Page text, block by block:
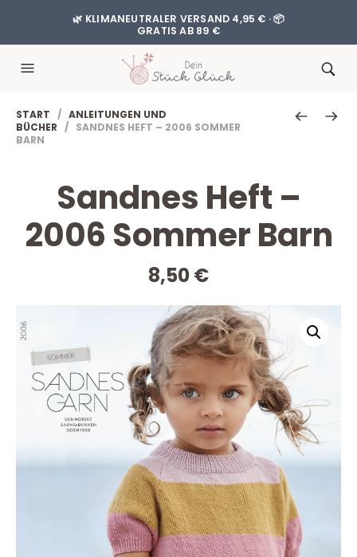
🌿 KLIMANEUTRALER VERSAND 4,95 € · 📦
GRATIS AB 89 €
START / ANLEITUNGEN UND
BÜCHER / SANDNES HEFT – 2006 SOMMER
BARN
Sandnes Heft –
2006 Sommer Barn
8,50€